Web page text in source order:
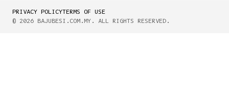
PRIVACY POLICYTERMS OF USE
© 2026 BAJUBESI.COM.MY. ALL RIGHTS RESERVED.